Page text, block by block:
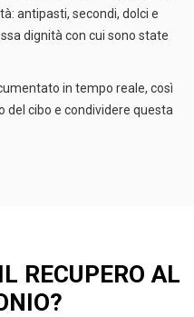
antipasti, secondi, dolci e
dignità con cui sono state
in tempo reale, così
del cibo e condividere questa
RECUPERO AL